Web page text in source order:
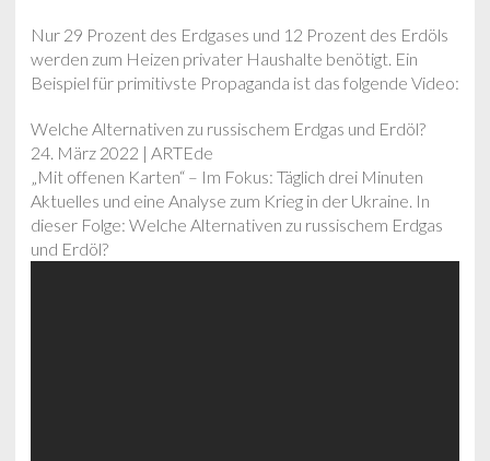
Nur 29 Prozent des Erdgases und 12 Prozent des Erdöls
werden zum Heizen privater Haushalte benötigt. Ein
Beispiel für primitivste Propaganda ist das folgende Video:
Welche Alternativen zu russischem Erdgas und Erdöl?
24. März 2022 | ARTEde
„Mit offenen Karten“ – Im Fokus: Täglich drei Minuten
Aktuelles und eine Analyse zum Krieg in der Ukraine. In
dieser Folge: Welche Alternativen zu russischem Erdgas
und Erdöl?